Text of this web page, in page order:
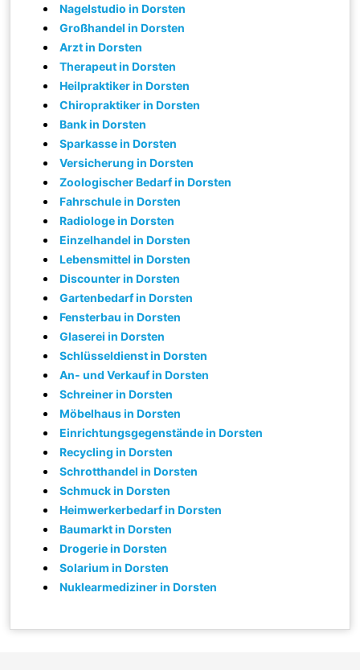
Nagelstudio in Dorsten
Großhandel in Dorsten
Arzt in Dorsten
Therapeut in Dorsten
Heilpraktiker in Dorsten
Chiropraktiker in Dorsten
Bank in Dorsten
Sparkasse in Dorsten
Versicherung in Dorsten
Zoologischer Bedarf in Dorsten
Fahrschule in Dorsten
Radiologe in Dorsten
Einzelhandel in Dorsten
Lebensmittel in Dorsten
Discounter in Dorsten
Gartenbedarf in Dorsten
Fensterbau in Dorsten
Glaserei in Dorsten
Schlüsseldienst in Dorsten
An- und Verkauf in Dorsten
Schreiner in Dorsten
Möbelhaus in Dorsten
Einrichtungsgegenstände in Dorsten
Recycling in Dorsten
Schrotthandel in Dorsten
Schmuck in Dorsten
Heimwerkerbedarf in Dorsten
Baumarkt in Dorsten
Drogerie in Dorsten
Solarium in Dorsten
Nuklearmediziner in Dorsten